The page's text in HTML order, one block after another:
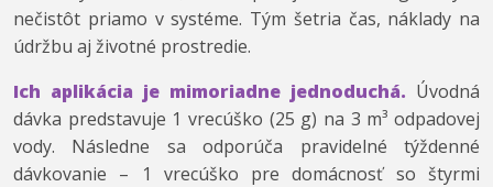
nečistôt priamo v systéme. Tým šetria čas, náklady na
údržbu aj životné prostredie.
Ich aplikácia je mimoriadne jednoduchá. Úvodná
dávka predstavuje 1 vrecúško (25 g) na 3 m³ odpadovej
vody. Následne sa odporúča pravidelné týždenné
dávkovanie – 1 vrecúško pre domácnosť so štyrmi